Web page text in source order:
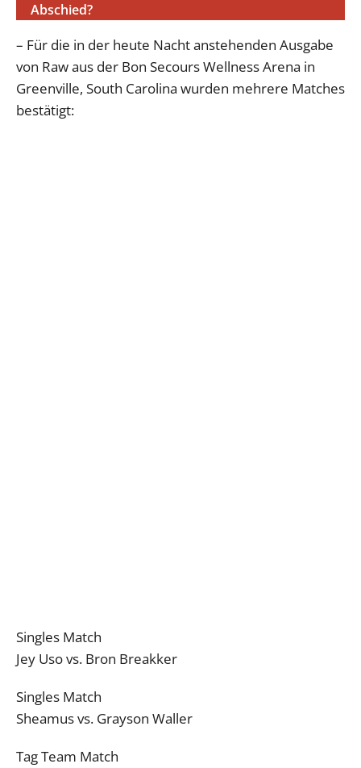
Abschied?
– Für die in der heute Nacht anstehenden Ausgabe
von Raw aus der Bon Secours Wellness Arena in
Greenville, South Carolina wurden mehrere Matches
bestätigt:
Singles Match
Jey Uso vs. Bron Breakker
Singles Match
Sheamus vs. Grayson Waller
Tag Team Match